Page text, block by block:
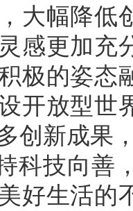
大幅降低
感更加充
极的姿态
开放型世
创新成果
科技向善
好生活的